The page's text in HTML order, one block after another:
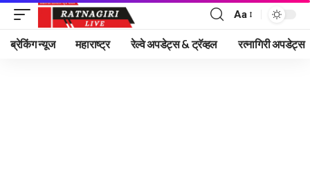
Font
Resizer
Aa
ब्रेकिंग न्यूज महाराष्ट्र रेल्वे अपडेट्स & ट्रॅव्हल रत्नागिरी अपडेट्स